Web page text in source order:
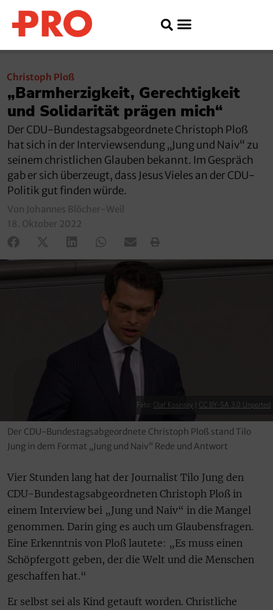
Christoph Ploß
„Barmherzigkeit, Gerechtigkeit
und Solidarität prägen mich“
Der CDU-Bundestagsabgeordnete Christoph Ploß
hat sich in der Interviewsendung „Jung und Naiv“ zu
seinem christlichen Glauben bekannt. Im Gespräch
gab er sich überzeugt, dass Jesus Vieles an der CDU-
Politik gut finden würde.
Von Johannes Blöcher-Weil
18. Oktober 2022
Foto: Olaf Kosinsky CC BY-SA 3.0 Unported
Der CDU-Bundestagsabgeordnete Christoph Ploß stand Tilo
Jung in dem Format „Jung und Naiv“ Rede und Antwort
Vier Stunden lang hat der Journalist Tilo Jung den
CDU-Bundestagsabgeordneten Christoph Ploß in
einem Interview bei „Jung und Naiv“ in die Mangel
genommen. Darin ging es auch um Glaubensfragen.
Eine Erkenntnis von Ploß lautete: „Es muss einen
Schöpfergott geben, der die Welt und die Menschen
geschaffen hat.“
Er selbst sei als Kind getauft worden. Christliche